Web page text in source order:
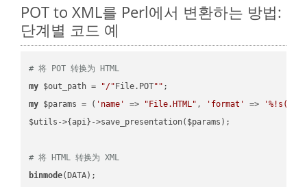
POT to XML를 Perl에서 변환하는 방법:
단계별 코드 예
# 将 POT 转换为 HTML
my $out_path = "/" File.POT""
my $params = ( 'name' => "File.HTML" , 'format' =>
$utils->{api}->save_presentation($params);
# 将 HTML 转换为 XML
binmode